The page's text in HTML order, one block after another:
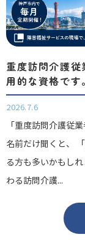
重度訪問介護
用的な資格です。
2026.7.6
「重度訪問介護従
名前だけ聞くと、
る方も多いかもし
わる訪問介護...